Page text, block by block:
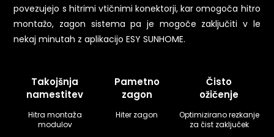
povezujejo s hitrimi vtičnimi konektorji, kar omogoča hitro
montažo, zagon sistema pa je mogoče zaključiti v le
nekaj minutah z aplikacijo ESY SUNHOME.
Takojšnja
namestitev
Hitra montaža
modulov
Pametno
zagon
Hiter zagon
Čisto
ožičenje
Optimizirano rezkanje
za čist zaključek